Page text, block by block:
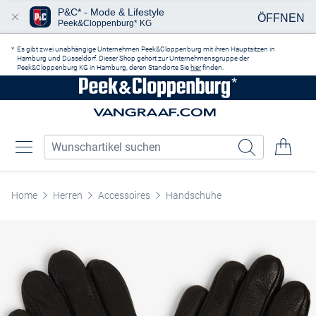
Es gibt zwei unabhängige Unternehmen Peek&Cloppenburg mit ihren Hauptsitzen in
Hamburg und Düsseldorf. Dieser Shop gehört zur Unternehmensgruppe der
Peek&Cloppenburg KG in Hamburg, deren Standorte Sie hierfinden.
Home Herren Accessoires Handschuhe
P&C* - Mode & Lifestyle
Peek&Cloppenburg* KG ÖFFNEN